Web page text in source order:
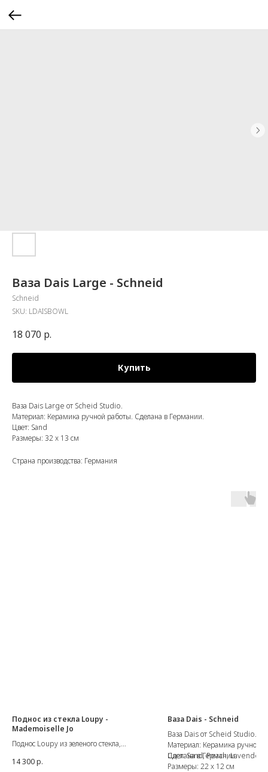
Ваза Dais Large - Schneid
Schneid
SKU: LDAISBOWL
18 070 р.
Купить
Ваза Dais Large от Scheid Studio.
Материал: Керамика ручной работы. Сделана в Германии.
Цвет: Sand
Размеры: 32 x 13 см
Страна производства: Германия
Поднос из стекла Loupy -
Mademoiselle Jo
Поднос Loupy из зеленого стекла,
структурированное стекло и деревянное
14 300р.
Ваза Dais - Schneid
Ваза Dais от Scheid Studio.
Материал: Керамика ручной
Сделана в Германии.
Цвет: Sand, Peach, Lavender
Размеры: 22 x 12 см